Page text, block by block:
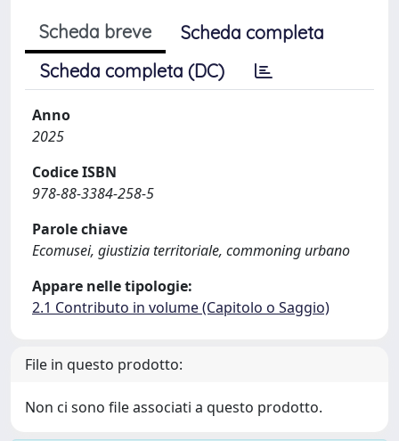
Scheda breve
Scheda completa
Scheda completa (DC)
Anno
2025
Codice ISBN
978-88-3384-258-5
Parole chiave
Ecomusei, giustizia territoriale, commoning urbano
Appare nelle tipologie:
2.1 Contributo in volume (Capitolo o Saggio)
File in questo prodotto:
Non ci sono file associati a questo prodotto.